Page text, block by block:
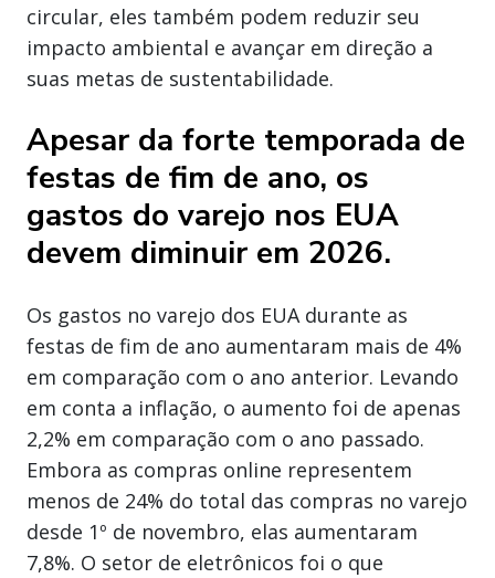
circular, eles também podem reduzir seu
impacto ambiental e avançar em direção a
suas metas de sustentabilidade.
Apesar da forte temporada de
festas de fim de ano, os
gastos do varejo nos EUA
devem diminuir em 2026.
Os gastos no varejo dos EUA durante as
festas de fim de ano aumentaram mais de 4%
em comparação com o ano anterior. Levando
em conta a inflação, o aumento foi de apenas
2,2% em comparação com o ano passado.
Embora as compras online representem
menos de 24% do total das compras no varejo
desde 1º de novembro, elas aumentaram
7,8%. O setor de eletrônicos foi o que